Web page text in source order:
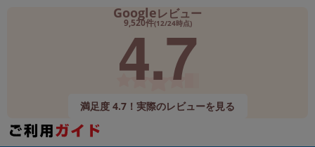
Googleレビュー
9,520件(12/24時点)
4.7
満足度 4.7！実際のレビューを見る